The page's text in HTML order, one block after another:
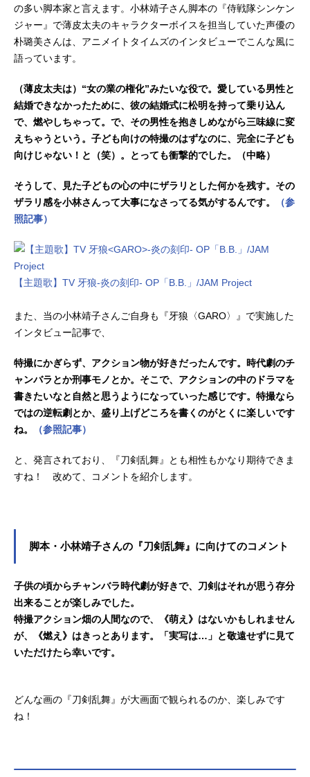
の多い脚本家と言えます。小林靖子さん脚本の『侍戦隊シンケン
ジャー』で薄皮太夫のキャラクターボイスを担当していた声優の
朴璐美さんは、アニメイトタイムズのインタビューでこんな風に
語っています。
（薄皮太夫は）“女の業の権化”みたいな役で。愛している男性と
結婚できなかったために、彼の結婚式に松明を持って乗り込ん
で、燃やしちゃって。で、その男性を抱きしめながら三味線に変
えちゃうという。子ども向けの特撮のはずなのに、完全に子ども
向けじゃない！と（笑）。とっても衝撃的でした。（中略）
そうして、見た子どもの心の中にザラリとした何かを残す。その
ザラリ感を小林さんって大事になさってる気がするんです。
（参
照記事）
【主題歌】TV 牙狼-炎の刻印- OP「B.B.」/JAM Project
また、当の小林靖子さんご自身も『牙狼〈GARO〉』で実施した
インタビュー記事で、
特撮にかぎらず、アクション物が好きだったんです。時代劇のチ
ャンバラとか刑事モノとか。そこで、アクションの中のドラマを
書きたいなと自然と思うようになっていった感じです。特撮なら
ではの逆転劇とか、盛り上げどころを書くのがとくに楽しいです
ね。
（参照記事）
と、発言されており、『刀剣乱舞』とも相性もかなり期待できま
すね！ 改めて、コメントを紹介します。
脚本・小林靖子さんの『刀剣乱舞』に向けてのコメント
子供の頃からチャンバラ時代劇が好きで、刀剣はそれが思う存分
出来ることが楽しみでした。
特撮アクション畑の人間なので、《萌え》はないかもしれません
が、《燃え》はきっとあります。「実写は…」と敬遠せずに見て
いただけたら幸いです。
どんな画の『刀剣乱舞』が大画面で観られるのか、楽しみです
ね！